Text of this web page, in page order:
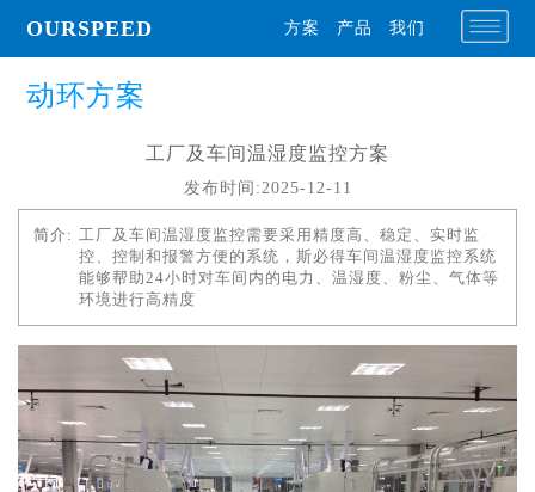
OURSPEED 方案 产品 我们
动环方案
工厂及车间温湿度监控方案
发布时间:2025-12-11
简介: 工厂及车间温湿度监控需要采用精度高、稳定、实时监
控、控制和报警方便的系统，斯必得车间温湿度监控系统
能够帮助24小时对车间内的电力、温湿度、粉尘、气体等
环境进行高精度